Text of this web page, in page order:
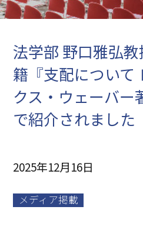
法学部 野口雅弘
籍『支配につい
クス・ウェーバー
で紹介されました
2025年12月16日
メディア掲載